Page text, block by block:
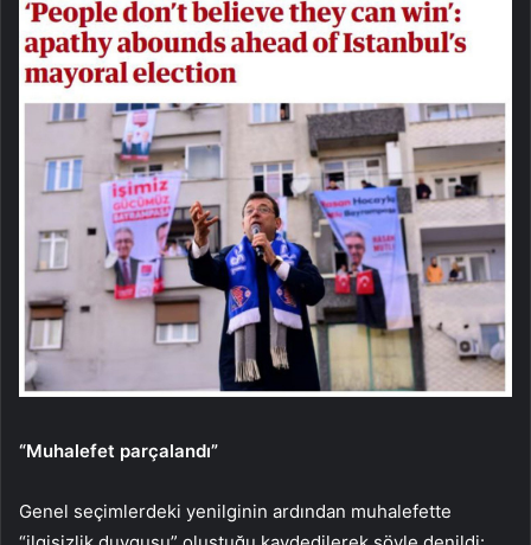
“Muhalefet parçalandı”
Genel seçimlerdeki yenilginin ardından muhalefette